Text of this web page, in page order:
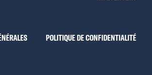
POLITIQUE DE CONFIDENTIALITÉ